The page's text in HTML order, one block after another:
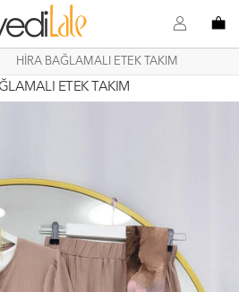
o B
HİRA BAĞLAMALI ETEK TAKIM
ETEK TAKIM